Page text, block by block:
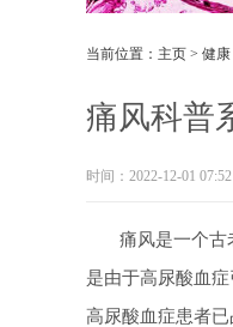
当前位置： 主页 > 健康
痛风科普
时间：2022-12-01 07:52
痛风是一个古老
是由于高尿酸血
高尿酸血症患者已